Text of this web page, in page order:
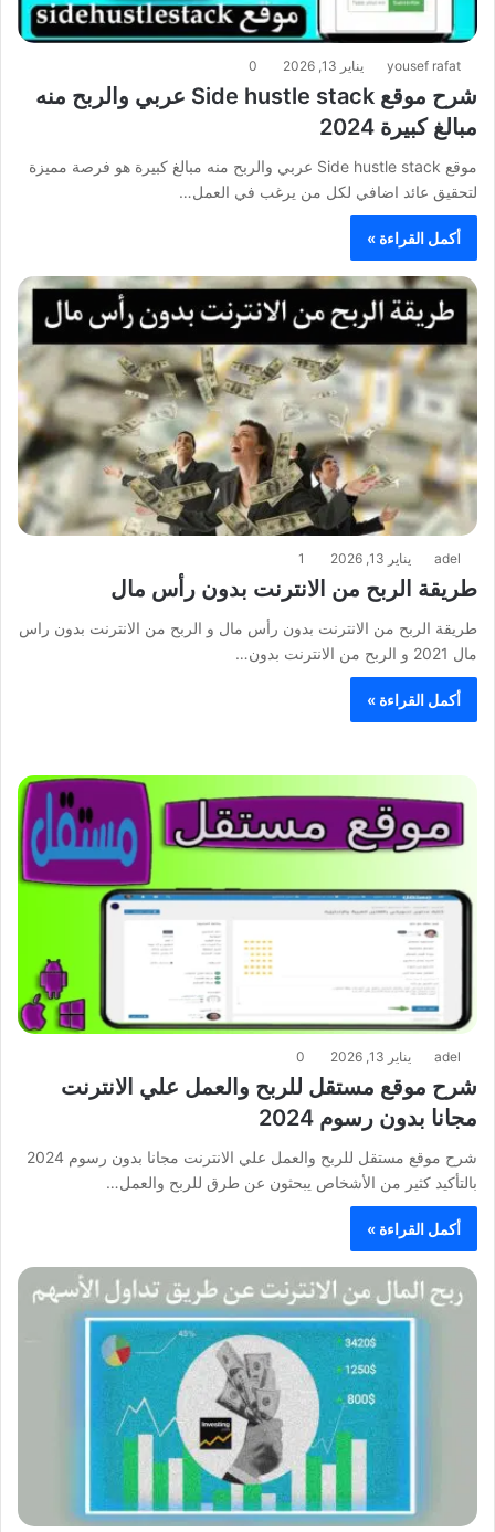
yousef rafat يناير 13, 2026 0
شرح موقع Side hustle stack عربي والربح منه
مبالغ كبيرة 2024
موقع Side hustle stack عربي والربح منه مبالغ كبيرة هو فرصة مميزة
لتحقيق عائد اضافي لكل من يرغب في العمل…
أكمل القراءة »
adel يناير 13, 2026 1
طريقة الربح من الانترنت بدون رأس مال
طريقة الربح من الانترنت بدون رأس مال و الربح من الانترنت بدون راس
مال 2021 و الربح من الانترنت بدون…
أكمل القراءة »
adel يناير 13, 2026 0
شرح موقع مستقل للربح والعمل علي الانترنت
مجانا بدون رسوم 2024
شرح موقع مستقل للربح والعمل علي الانترنت مجانا بدون رسوم 2024
بالتأكيد كثير من الأشخاص يبحثون عن طرق للربح والعمل…
أكمل القراءة »